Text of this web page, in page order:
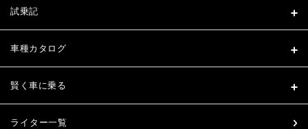
試乗記
車種カタログ
賢く車に乗る
ライター一覧